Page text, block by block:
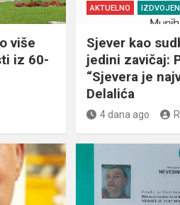
više
iz 60-
AKTUELNO
Sjever kao
jedini zavičaj:
“Sjevera je
Delalića
4 dana ago